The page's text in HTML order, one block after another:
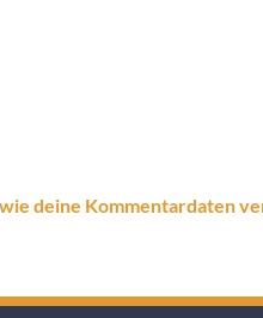
deine Kommentardaten